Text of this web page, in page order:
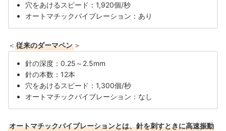
穴をあけるスピード：1,920個/秒
オートマチックバイブレーション：あり
＜ 従来のダーマペン ＞
針の深度：0.25～2.5mm
針の本数：12本
穴をあけるスピード：1,300個/秒
オートマチックバイブレーション：なし
オートマチックバイブレーションとは、針を刺すときに高速振動